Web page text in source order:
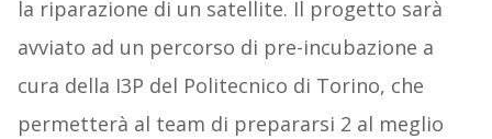
la riparazione di un satellite. Il progetto sarà
avviato ad un percorso di pre-incubazione a
cura della I3P del Politecnico di Torino, che
permetterà al team di prepararsi 2 al meglio